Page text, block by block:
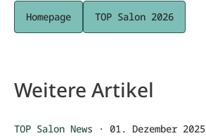
Homepage TOP Salon 2026
Weitere Artikel
TOP Salon News · 01. Dezember 2025